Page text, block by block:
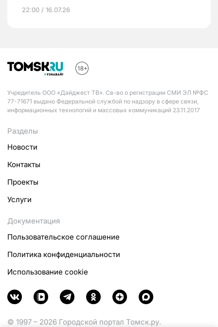
22:00 / 16.07.26
Учредитель ООО «Дайджест ТВ». Св-во о регистрации СМИ ЭЛ №ФС
77-71671 выдано Федеральной службой по надзору в сфере связи,
информационных технологий и массовых коммуникаций 23.11.2017
Разделы
Новости
Контакты
Проекты
Услуги
Документация
Пользовательское соглашение
Политика конфиденциальности
Использование cookie
© 1997 – 2026 Городской портал Томск.ру.